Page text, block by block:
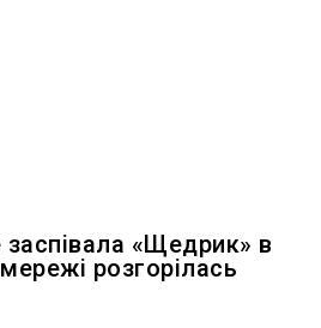
«Щедрик» в
розгорілась